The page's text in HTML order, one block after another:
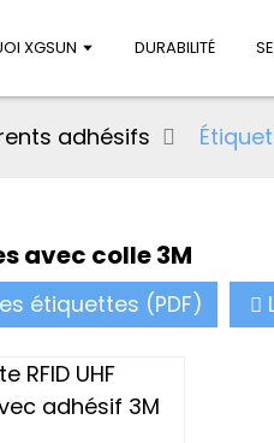
XGSUN DURABILITÉ
adhésifs
avec colle 3M
étiquettes (PDF)